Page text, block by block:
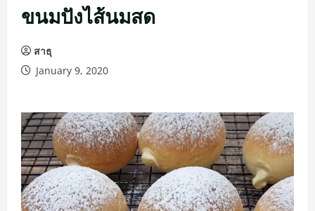
ขนมปังไส้นมสด​
สาธุ
January 9, 2020